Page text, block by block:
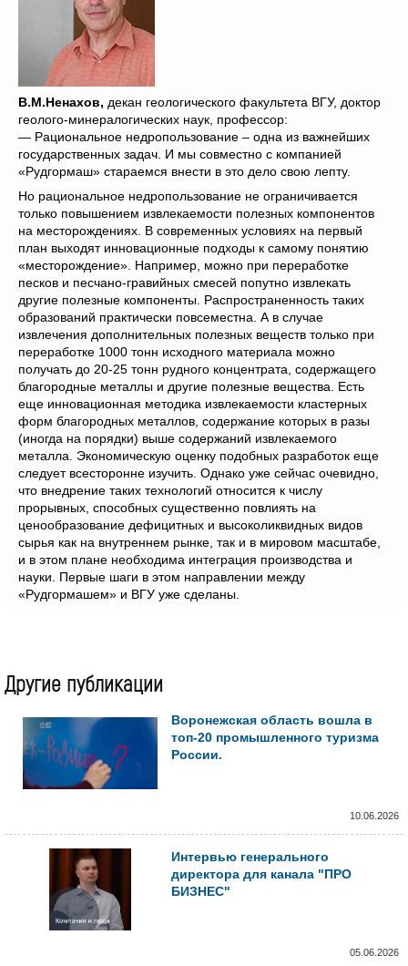
В.М.Ненахов, декан геологического факультета ВГУ, доктор
геолого-минералогических наук, профессор:
— Рациональное недропользование – одна из важнейших
государственных задач. И мы совместно с компанией
«Рудгормаш» стараемся внести в это дело свою лепту.
Но рациональное недропользование не ограничивается
только повышением извлекаемости полезных компонентов
на месторождениях. В современных условиях на первый
план выходят инновационные подходы к самому понятию
«месторождение». Например, можно при переработке
песков и песчано-гравийных смесей попутно извлекать
другие полезные компоненты. Распространенность таких
образований практически повсеместна. А в случае
извлечения дополнительных полезных веществ только при
переработке 1000 тонн исходного материала можно
получать до 20-25 тонн рудного концентрата, содержащего
благородные металлы и другие полезные вещества. Есть
еще инновационная методика извлекаемости кластерных
форм благородных металлов, содержание которых в разы
(иногда на порядки) выше содержаний извлекаемого
металла. Экономическую оценку подобных разработок еще
следует всесторонне изучить. Однако уже сейчас очевидно,
что внедрение таких технологий относится к числу
прорывных, способных существенно повлиять на
ценообразование дефицитных и высоколиквидных видов
сырья как на внутреннем рынке, так и в мировом масштабе,
и в этом плане необходима интеграция производства и
науки. Первые шаги в этом направлении между
«Рудгормашем» и ВГУ уже сделаны.
Другие публикации
Воронежская область вошла в
топ-20 промышленного туризма
России.
10.06.2026
Интервью генерального
директора для канала "ПРО
БИЗНЕС"
05.06.2026